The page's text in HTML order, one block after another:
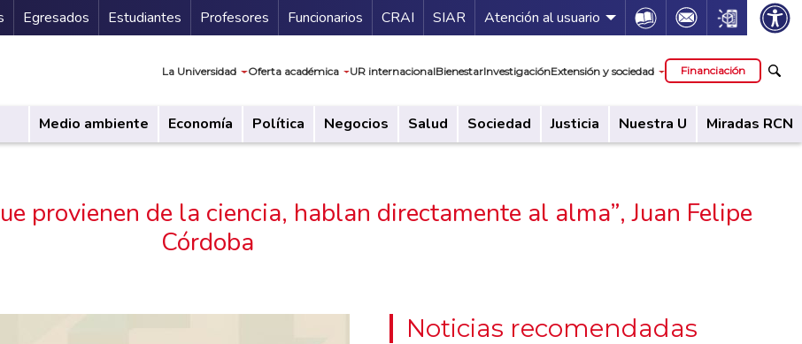
Secundario
Egresados Estudiantes Profesores Funcionarios Guía de servicios
CRAI SIAR Atención al usuario Icon Icon Icon
La Universidad Oferta académica UR internacionalBienestarInvestigaciónExtensión y sociedad Financiación
Medio ambiente Economía Política Negocios Salud Sociedad Justicia Nuestra U Miradas RCN
provienen de la ciencia, hablan directamente al alma”, Juan Felipe
Córdoba
Noticias recomendadas